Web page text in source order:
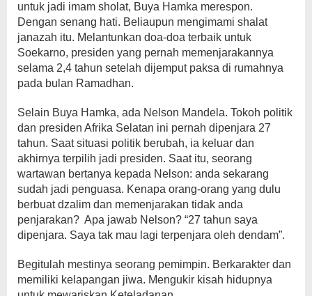
untuk jadi imam sholat, Buya Hamka merespon.
Dengan senang hati. Beliaupun mengimami shalat
janazah itu. Melantunkan doa-doa terbaik untuk
Soekarno, presiden yang pernah memenjarakannya
selama 2,4 tahun setelah dijemput paksa di rumahnya
pada bulan Ramadhan.
Selain Buya Hamka, ada Nelson Mandela. Tokoh politik
dan presiden Afrika Selatan ini pernah dipenjara 27
tahun. Saat situasi politik berubah, ia keluar dan
akhirnya terpilih jadi presiden. Saat itu, seorang
wartawan bertanya kepada Nelson: anda sekarang
sudah jadi penguasa. Kenapa orang-orang yang dulu
berbuat dzalim dan memenjarakan tidak anda
penjarakan? Apa jawab Nelson? “27 tahun saya
dipenjara. Saya tak mau lagi terpenjara oleh dendam”.
Begitulah mestinya seorang pemimpin. Berkarakter dan
memiliki kelapangan jiwa. Mengukir kisah hidupnya